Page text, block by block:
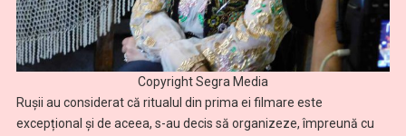
Copyright Segra Media
Rușii au considerat că ritualul din prima ei filmare este
excepțional și de aceea, s-au decis să organizeze, împreună cu